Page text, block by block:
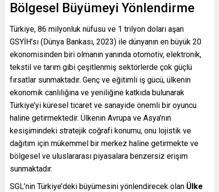
Bölgesel Büyümeyi Yönlendirme
Türkiye, 86 milyonluk nüfusu ve 1 trilyon doları aşan
GSYİH’sı (Dünya Bankası, 2023) ile dünyanın en büyük 20
ekonomisinden biri olmanın yanında otomotiv, elektronik,
tekstil ve tarım gibi çeşitlenmiş sektörlerde çok güçlü
fırsatlar sunmaktadır. Genç ve eğitimli iş gücü, ülkenin
ekonomik canlılığına ve yeniliğine katkıda bulunarak
Türkiye’yi küresel ticaret ve sanayide önemli bir oyuncu
haline getirmektedir. Ülkenin Avrupa ve Asya’nın
kesişimindeki stratejik coğrafi konumu, onu lojistik ve
dağıtım için mükemmel bir merkez haline getirmekte ve
bölgesel ve uluslararası piyasalara benzersiz erişim
sunmaktadır.
SGL’nin Türkiye’deki büyümesini yönlendirecek olan Ülke